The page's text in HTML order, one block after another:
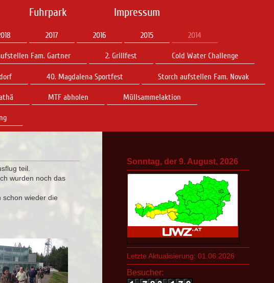
Fuhrpark Impressum
2017 2016 2015 2014
Fam. Gartner 2. Grillfest Cold Water Challenge
40. Magdalena Sportfest Storch aufstellen Fam. Novak
MTF abholen Müllsammelaktion
teil.
wurden noch das
schon wieder die
Sonntag, der 9. August, 2026
Letzte Aktualisierung: 01.06.2026
Besucher: